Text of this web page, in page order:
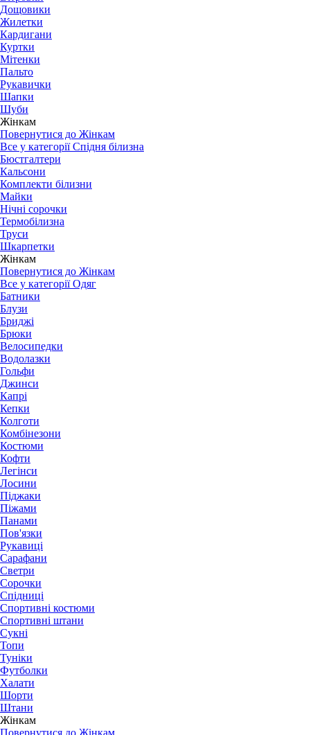
Дощовики
Жилетки
Кардигани
Куртки
Мітенки
Пальто
Рукавички
Шапки
Шуби
Жінкам
Повернутися до Жінкам
Все у категорії Спідня білизна
Бюстгалтери
Кальсони
Комплекти білизни
Майки
Нічні сорочки
Термобілизна
Труси
Шкарпетки
Жінкам
Повернутися до Жінкам
Все у категорії Одяг
Батники
Блузи
Бриджі
Брюки
Велосипедки
Водолазки
Гольфи
Джинси
Капрі
Кепки
Колготи
Комбінезони
Костюми
Кофти
Легінси
Лосини
Піджаки
Піжами
Панами
Пов'язки
Рукавиці
Сарафани
Светри
Сорочки
Спідниці
Спортивні костюми
Спортивні штани
Сукні
Топи
Туніки
Футболки
Халати
Шорти
Штани
Жінкам
Повернутися до Жінкам